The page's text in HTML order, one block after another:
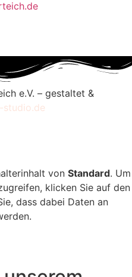
e.V. – gestaltet &
studio.de
von Standard. Um
klicken Sie auf den
dass dabei Daten an